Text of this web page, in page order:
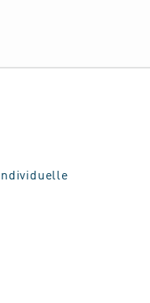
Individuelle